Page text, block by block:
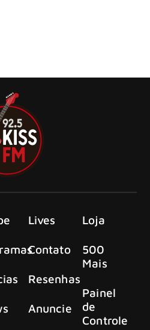
Lives
Contato
Resenhas
Anuncie
Loja
500
Mais
Painel
de
Controle